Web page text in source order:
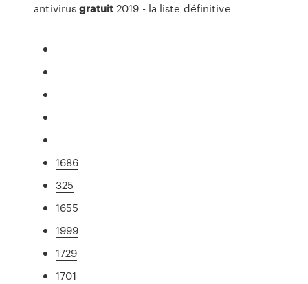
antivirusgratuit2019 - la liste définitive
1686
325
1655
1999
1729
1701